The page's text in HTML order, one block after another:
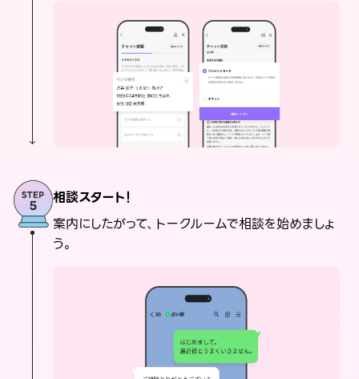
相談スタート！
案内にしたがって、トークルームで相談を始めましょ
う。